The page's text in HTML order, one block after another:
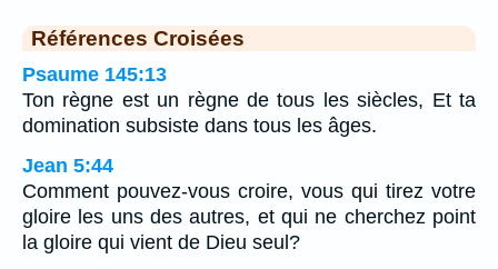
Références Croisées
Psaume 145:13
Ton règne est un règne de tous les siècles, Et ta
domination subsiste dans tous les âges.
Jean 5:44
Comment pouvez-vous croire, vous qui tirez votre
gloire les uns des autres, et qui ne cherchez point
la gloire qui vient de Dieu seul?